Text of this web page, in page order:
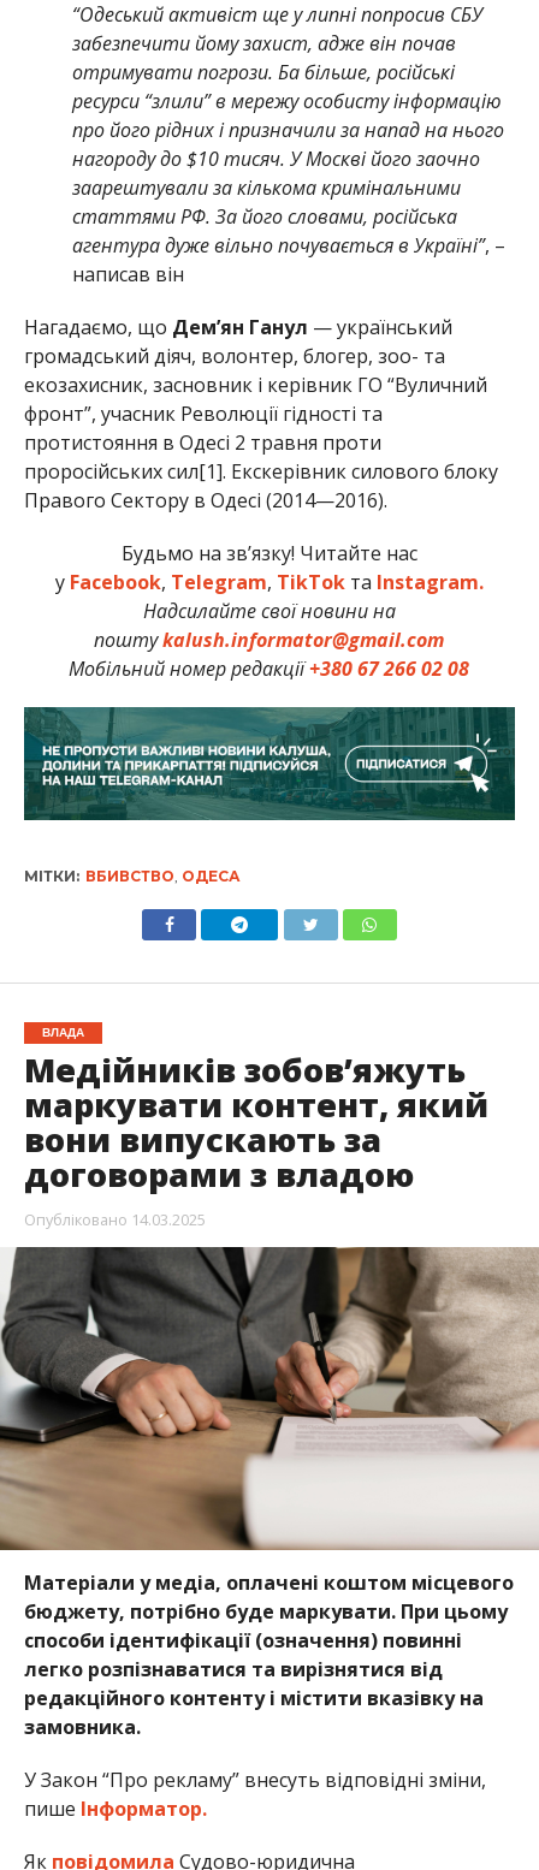
“Одеський активіст ще у липні попросив СБУ
забезпечити йому захист, адже він почав
отримувати погрози. Ба більше, російські
ресурси “злили” в мережу особисту інформацію
про його рідних і призначили за напад на нього
нагороду до $10 тисяч. У Москві його заочно
заарештували за кількома кримінальними
статтями РФ. За його словами, російська
агентура дуже вільно почувається в Україні”, –
написав він
Нагадаємо, що Дем’ян Ганул — український
громадський діяч, волонтер, блогер, зоо- та
екозахисник, засновник і керівник ГО “Вуличний
фронт”, учасник Революції гідності та
протистояння в Одесі 2 травня проти
проросійських сил[1]. Екскерівник силового блоку
Правого Сектору в Одесі (2014—2016).
Будьмо на зв’язку! Читайте нас
у Facebook, Telegram, TikTokта Instagram.
Надсилайте свої новини на
поштуkalush.informator@gmail.com
Мобільний номер редакції+380 67 266 02 08
МІТКИ: ВБИВСТВО ОДЕСА
ВЛАДА
Медійників зобов’яжуть
маркувати контент, який
вони випускають за
договорами з владою
Опубліковано 14.03.2025
Матеріали у медіа, оплачені коштом місцевого
бюджету, потрібно буде маркувати. При цьому
способи ідентифікації (означення) повинні
легко розпізнаватися та вирізнятися від
редакційного контенту і містити вказівку на
замовника.
У Закон “Про рекламу” внесуть відповідні зміни,
пише Інформатор.
Як повідомила Судово-юридична